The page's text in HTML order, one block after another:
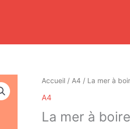
Accueil / A4 / La mer à
A4
La mer à boire
quantité
mer